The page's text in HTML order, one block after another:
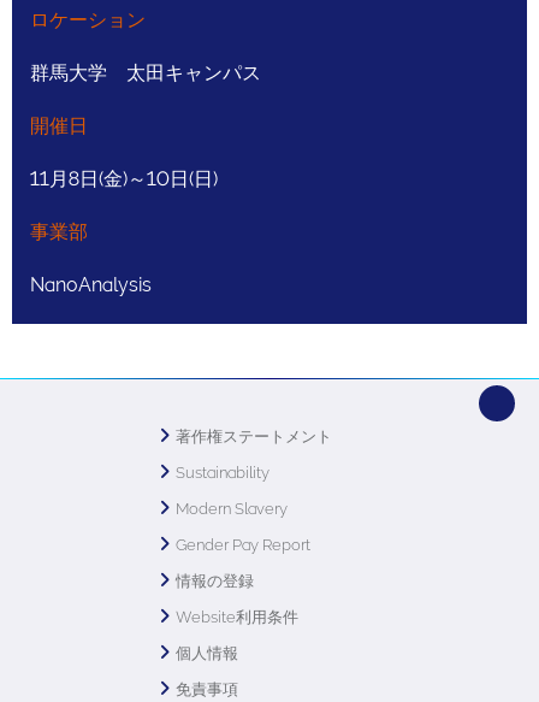
ロケーション
群馬大学 太田キャンパス
開催日
11月8日(金)～10日(日)
事業部
NanoAnalysis
著作権ステートメント
Sustainability
Modern Slavery
Gender Pay Report
情報の登録
Website利用条件
個人情報
免責事項